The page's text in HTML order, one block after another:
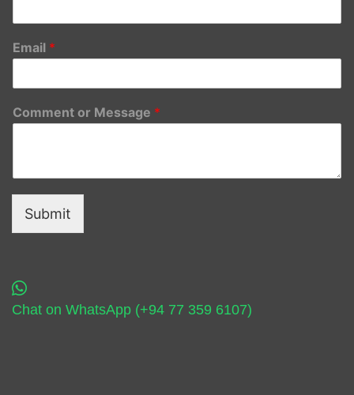
Email *
Comment or Message *
Submit
Chat on WhatsApp (+94 77 359 6107)